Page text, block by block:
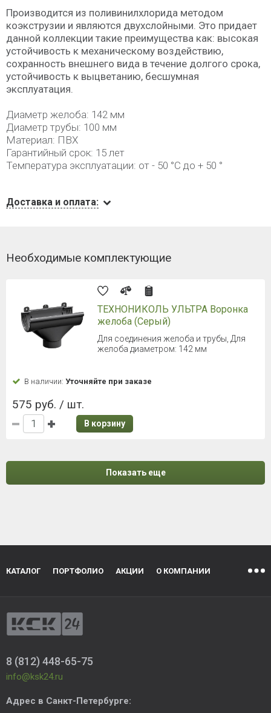
Производится из поливинилхлорида методом
коэкструзии и являются двухслойными. Это придает
данной коллекции такие преимущества как: высокая
устойчивость к механическому воздействию,
сохранность внешнего вида в течение долгого срока,
устойчивость к выцветанию, бесшумная
эксплуатация.
Диаметр желоба: 142 мм
Диаметр трубы: 100 мм
Материал: ПВХ
Гарантийный срок: 15 лет
Температура эксплуатации: от - 50 °C до + 50 °
Доставка и оплата:
Необходимые комплектующие
ТЕХНОНИКОЛЬ УЛЬТРА Воронка
желоба (Серый)
Для соединения желоба и трубы, Для
желоба диаметром: 142 мм
В наличии: Уточняйте при заказе
575 руб. / шт.
В корзину
Показать еще
КАТАЛОГ ПОРТФОЛИО АКЦИИ О КОМПАНИИ
8 (812) 448-65-75
info@ksk24.ru
Адрес в Санкт-Петербурге: